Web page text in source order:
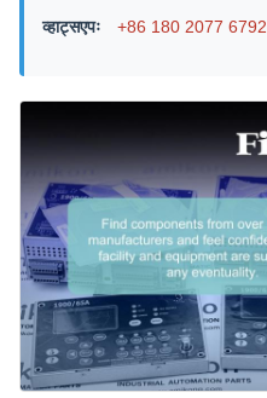
व्हाट्सएपः +86 180 2077 6792